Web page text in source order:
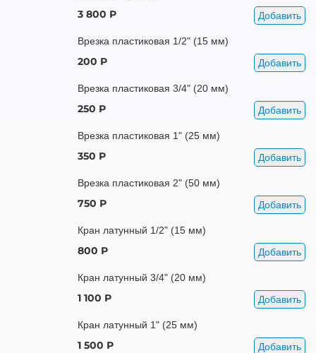
3 800 Р Добавить
Врезка пластиковая 1/2" (15 мм)
200 Р Добавить
Врезка пластиковая 3/4" (20 мм)
250 Р Добавить
Врезка пластиковая 1" (25 мм)
350 Р Добавить
Врезка пластиковая 2" (50 мм)
750 Р Добавить
Кран латунный 1/2" (15 мм)
800 Р Добавить
Кран латунный 3/4" (20 мм)
1 100 Р Добавить
Кран латунный 1" (25 мм)
1 500 Р Добавить